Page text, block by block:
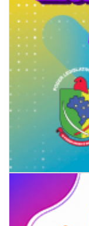
08/08/2026 | 07:00
Univali e Câmara de
discutir políticas